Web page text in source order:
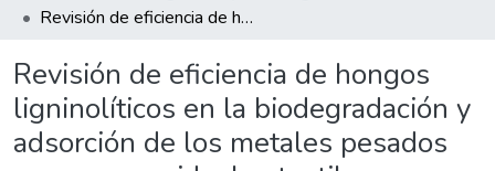
Revisión de eficiencia de hongos ligninolíticos en la biodegradación y adsorción de los metales pesados en aguas residuales textiles
Revisión de eficiencia de hongos
ligninolíticos en la biodegradación y
adsorción de los metales pesados